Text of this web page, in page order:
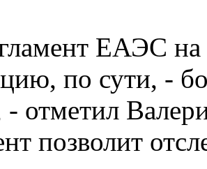
ЕАЭС
по сути, -
- отметил
позволит